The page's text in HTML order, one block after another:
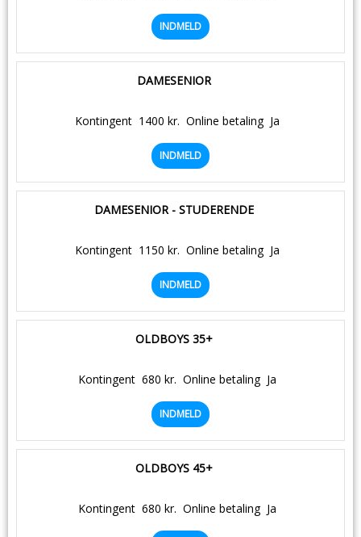
INDMELD
DAMESENIOR
Kontingent 1400 kr. Online betaling Ja
INDMELD
DAMESENIOR - STUDERENDE
Kontingent 1150 kr. Online betaling Ja
INDMELD
OLDBOYS 35+
Kontingent 680 kr. Online betaling Ja
INDMELD
OLDBOYS 45+
Kontingent 680 kr. Online betaling Ja